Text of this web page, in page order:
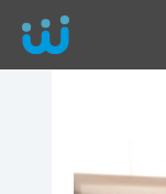
contenido